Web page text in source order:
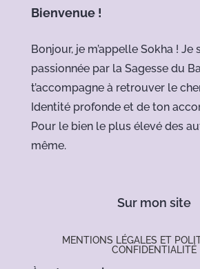
Bienvenue !
Bonjour, je m’appelle Sokha !
passionnée par la Sagesse du
t’accompagne à retrouver le
Identité profonde et de ton
Pour le bien le plus élevé des
même.
Sur mon site
MENTIONS LÉGALES ET
CONFIDENTIALITÉ